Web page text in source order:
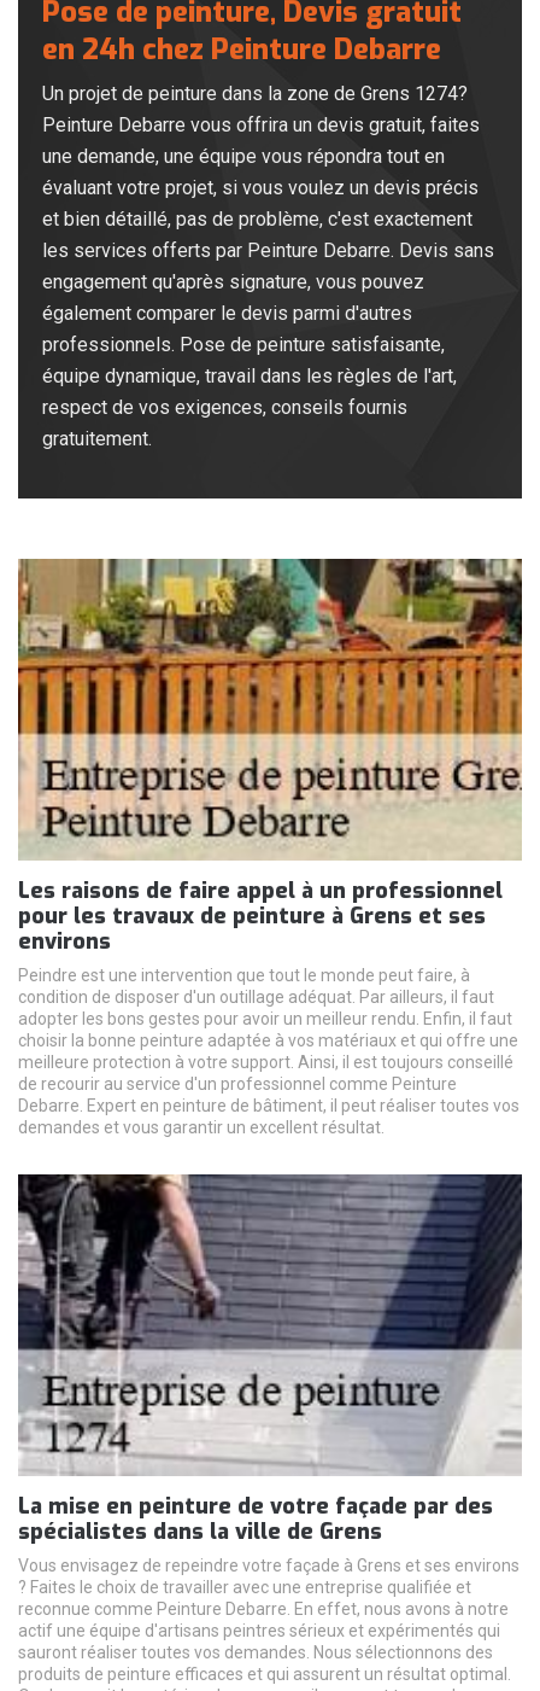
Pose de peinture, Devis gratuit
en 24h chez Peinture Debarre
Un projet de peinture dans la zone de Grens 1274?
Peinture Debarre vous offrira un devis gratuit, faites
une demande, une équipe vous répondra tout en
évaluant votre projet, si vous voulez un devis précis
et bien détaillé, pas de problème, c'est exactement
les services offerts par Peinture Debarre. Devis sans
engagement qu'après signature, vous pouvez
également comparer le devis parmi d'autres
professionnels. Pose de peinture satisfaisante,
équipe dynamique, travail dans les règles de l'art,
respect de vos exigences, conseils fournis
gratuitement.
Les raisons de faire appel à un professionnel
pour les travaux de peinture à Grens et ses
environs
Peindre est une intervention que tout le monde peut faire, à
condition de disposer d'un outillage adéquat. Par ailleurs, il faut
adopter les bons gestes pour avoir un meilleur rendu. Enfin, il faut
choisir la bonne peinture adaptée à vos matériaux et qui offre une
meilleure protection à votre support. Ainsi, il est toujours conseillé
de recourir au service d'un professionnel comme Peinture
Debarre. Expert en peinture de bâtiment, il peut réaliser toutes vos
demandes et vous garantir un excellent résultat.
La mise en peinture de votre façade par des
spécialistes dans la ville de Grens
Vous envisagez de repeindre votre façade à Grens et ses environs
? Faites le choix de travailler avec une entreprise qualifiée et
reconnue comme Peinture Debarre. En effet, nous avons à notre
actif une équipe d'artisans peintres sérieux et expérimentés qui
sauront réaliser toutes vos demandes. Nous sélectionnons des
produits de peinture efficaces et qui assurent un résultat optimal.